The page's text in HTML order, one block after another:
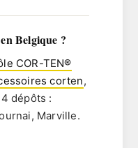
Belgique ?
COR-TEN®
corten,
dépôts :
Marville.